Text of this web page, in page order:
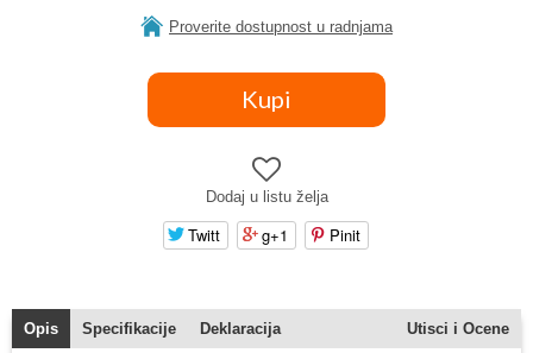
Proverite dostupnost u radnjama
Dodaj u listu želja
Twitt g+1 Pinit
Opis Specifikacije Deklaracija
Utisci i Ocene